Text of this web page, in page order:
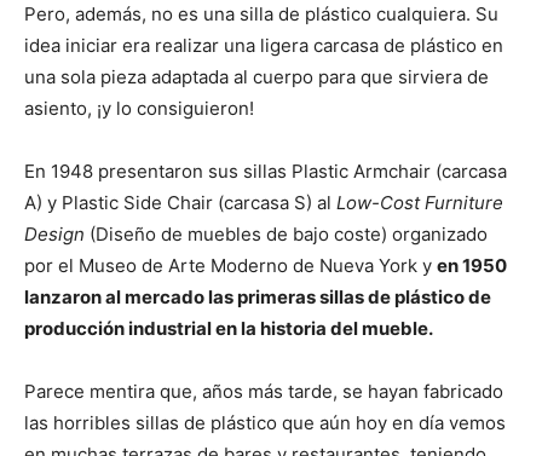
Pero, además, no es una silla de plástico cualquiera. Su
idea iniciar era realizar una ligera carcasa de plástico en
una sola pieza adaptada al cuerpo para que sirviera de
asiento, ¡y lo consiguieron!
En 1948 presentaron sus sillas Plastic Armchair (carcasa
A) y Plastic Side Chair (carcasa S) al Low-Cost Furniture
Design (Diseño de muebles de bajo coste) organizado
por el Museo de Arte Moderno de Nueva York y en 1950
lanzaron al mercado las primeras sillas de plástico de
producción industrial en la historia del mueble.
Parece mentira que, años más tarde, se hayan fabricado
las horribles sillas de plástico que aún hoy en día vemos